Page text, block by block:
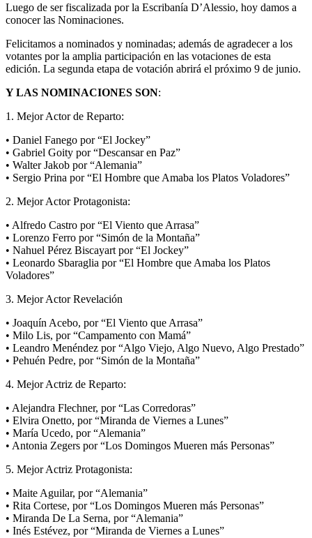
Luego de ser fiscalizada por la Escribanía D’Alessio, hoy damos a
conocer las Nominaciones.
Felicitamos a nominados y nominadas; además de agradecer a los
votantes por la amplia participación en las votaciones de esta
edición. La segunda etapa de votación abrirá el próximo 9 de junio.
Y LAS NOMINACIONES SON:
1. Mejor Actor de Reparto:
• Daniel Fanego por “El Jockey”
• Gabriel Goity por “Descansar en Paz”
• Walter Jakob por “Alemania”
• Sergio Prina por “El Hombre que Amaba los Platos Voladores”
2. Mejor Actor Protagonista:
• Alfredo Castro por “El Viento que Arrasa”
• Lorenzo Ferro por “Simón de la Montaña”
• Nahuel Pérez Biscayart por “El Jockey”
• Leonardo Sbaraglia por “El Hombre que Amaba los Platos
Voladores”
3. Mejor Actor Revelación
• Joaquín Acebo, por “El Viento que Arrasa”
• Milo Lis, por “Campamento con Mamá”
• Leandro Menéndez por “Algo Viejo, Algo Nuevo, Algo Prestado”
• Pehuén Pedre, por “Simón de la Montaña”
4. Mejor Actriz de Reparto:
• Alejandra Flechner, por “Las Corredoras”
• Elvira Onetto, por “Miranda de Viernes a Lunes”
• María Ucedo, por “Alemania”
• Antonia Zegers por “Los Domingos Mueren más Personas”
5. Mejor Actriz Protagonista:
• Maite Aguilar, por “Alemania”
• Rita Cortese, por “Los Domingos Mueren más Personas”
• Miranda De La Serna, por “Alemania”
• Inés Estévez, por “Miranda de Viernes a Lunes”